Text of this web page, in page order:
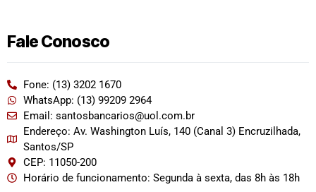
Fale Conosco
Fone: (13) 3202 1670
WhatsApp: (13) 99209 2964
Email: santosbancarios@uol.com.br
Endereço: Av. Washington Luís, 140 (Canal 3) Encruzilhada,
Santos/SP
CEP: 11050-200
Horário de funcionamento: Segunda à sexta, das 8h às 18h